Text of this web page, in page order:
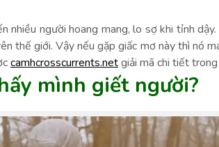
nhiều người hoang mang, lo sợ khi tỉnh
thế giới. Vậy nếu gặp giấc mơ này thì nó
camhcrosscurrents.netgiải mã chi tiết
mình giết người?